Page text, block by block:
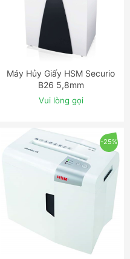
ĐẶT NGAY
Máy Hủy Giấy HSM Securio
B26 5,8mm
Vui lòng gọi
-25%